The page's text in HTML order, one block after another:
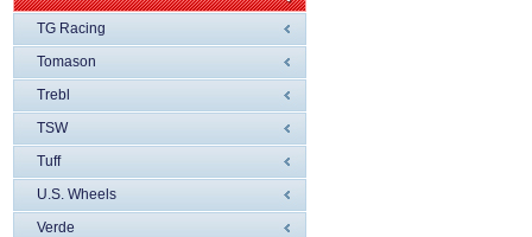
TG Racing
Tomason
Trebl
TSW
Tuff
U.S. Wheels
Verde